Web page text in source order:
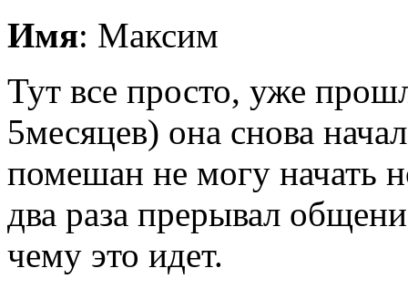
Имя: Максим
Тут все просто, уже
5месяцев) она снова
помешан не могу начать
два раза прерывал
чему это идет.